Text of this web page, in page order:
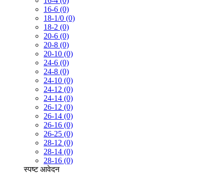
16-6 (0)
18-1/0 (0)
18-2 (0)
20-6 (0)
20-8 (0)
20-10 (0)
24-6 (0)
24-8 (0)
24-10 (0)
24-12 (0)
24-14 (0)
26-12 (0)
26-14 (0)
26-16 (0)
26-25 (0)
28-12 (0)
28-14 (0)
28-16 (0)
स्पष्ट आवेदन